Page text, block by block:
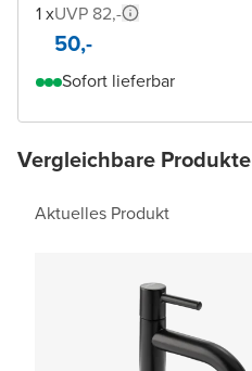
1 xUVP 82,-
50,-
Sofort lieferbar
Vergleichbare Produkte
Aktuelles Produkt